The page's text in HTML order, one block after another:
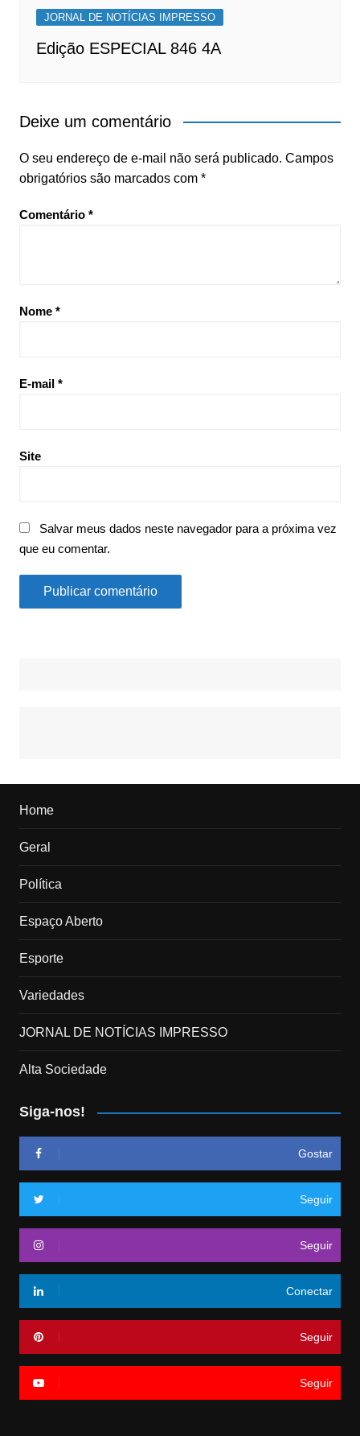
JORNAL DE NOTÍCIAS IMPRESSO
Edição ESPECIAL 846 4A
Deixe um comentário
O seu endereço de e-mail não será publicado. Campos
obrigatórios são marcados com *
Comentário *
Nome *
E-mail *
Site
Salvar meus dados neste navegador para a próxima vez
que eu comentar.
Home
Geral
Política
Espaço Aberto
Esporte
Variedades
JORNAL DE NOTÍCIAS IMPRESSO
Alta Sociedade
Siga-nos!
Gostar
Seguir
Seguir
Conectar
Seguir
Seguir